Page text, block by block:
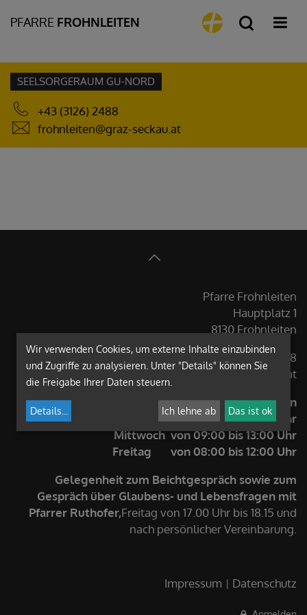
PFARRE FROHNLEITEN
SEELSORGERAUM GU-NORD
+43 (3126) 2488
frohnleiten@graz-seckau.at
Pfarre Frohnleiten
Hauptplatz 1
8130 Frohnleiten
Tel: +43 (3126) 2488
E-Mail: frohnleiten@graz-seckau.at
Pfarrkanzlei Öffnungszeiten
Montag von 08:00 bis 11:30 Uhr
Mittwoch von 09:00 bis 13:00 Uhr
Freitag von 08:00 bis 12:00 Uhr
Gelegenheit zum Beichtgespräch sowie zum
Gespräch über Glaubens- und Lebensfragen mit
Pfarrer Ruthofer,Freitag von 17.00 Uhr bis 18.15 und
nach persönlicher Vereinbarung.
Impressum Datenschutz
Wir verwenden Cookies, um externe Inhalte einzubinden
und Zugriffe zu analysieren. Unter "Details" können Sie
die Freigabe Ihrer Daten steuern.
Details Ich lehne ab Das ist ok